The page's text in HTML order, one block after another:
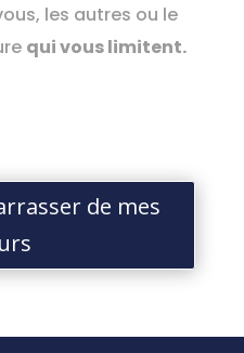
les autres ou le
qui vous limitent.
de mes